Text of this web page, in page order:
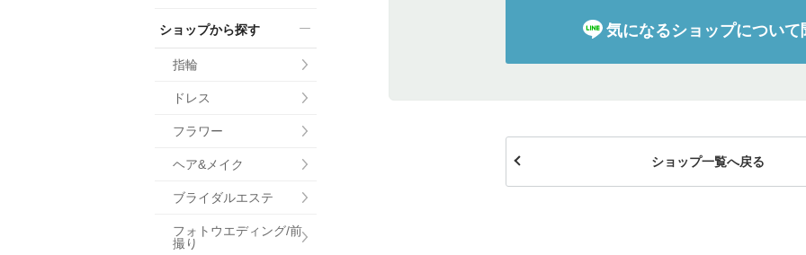
気になるショップについて
ショップ一覧へ戻る
ショップから探す
指輪
ドレス
フラワー
ヘア&メイク
ブライダルエステ
フォトウエディング/前
撮り